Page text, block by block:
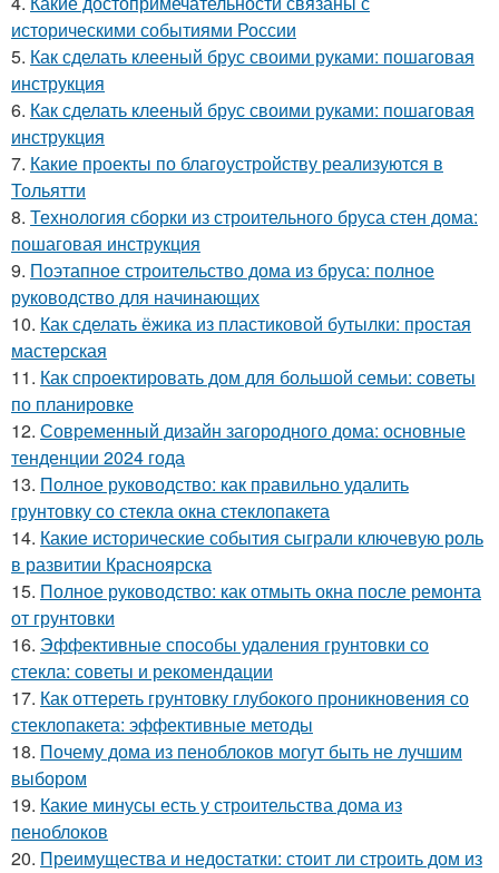
историческими событиями России
5. Как сделать клееный брус своими руками: пошаговая
инструкция
6. Как сделать клееный брус своими руками: пошаговая
инструкция
7. Какие проекты по благоустройству реализуются в
Тольятти
8. Технология сборки из строительного бруса стен дома:
пошаговая инструкция
9. Поэтапное строительство дома из бруса: полное
руководство для начинающих
10. Как сделать ёжика из пластиковой бутылки: простая
мастерская
11. Как спроектировать дом для большой семьи: советы
по планировке
12. Современный дизайн загородного дома: основные
тенденции 2024 года
13. Полное руководство: как правильно удалить
грунтовку со стекла окна стеклопакета
14. Какие исторические события сыграли ключевую роль
в развитии Красноярска
15. Полное руководство: как отмыть окна после ремонта
от грунтовки
16. Эффективные способы удаления грунтовки со
стекла: советы и рекомендации
17. Как оттереть грунтовку глубокого проникновения со
стеклопакета: эффективные методы
18. Почему дома из пеноблоков могут быть не лучшим
выбором
19. Какие минусы есть у строительства дома из
пеноблоков
20. Преимущества и недостатки: стоит ли строить дом из